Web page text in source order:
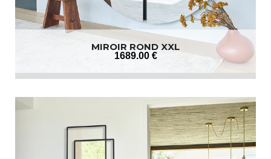
MIROIR ROND XXL
1689.00 €